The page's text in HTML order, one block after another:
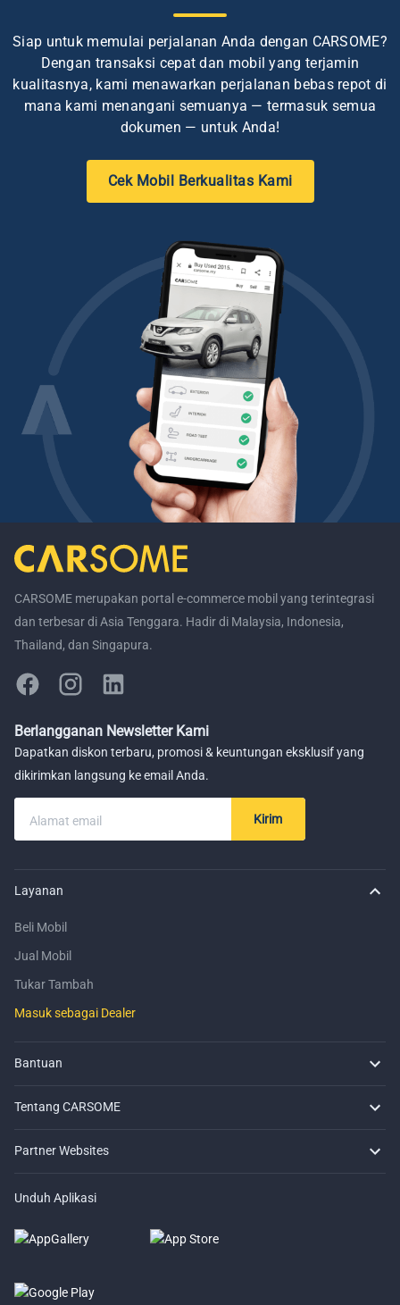
Siap untuk memulai perjalanan Anda dengan CARSOME?
Dengan transaksi cepat dan mobil yang terjamin
kualitasnya, kami menawarkan perjalanan bebas repot di
mana kami menangani semuanya — termasuk semua
dokumen — untuk Anda!
Cek Mobil Berkualitas Kami
CARSOME merupakan portal e-commerce mobil yang terintegrasi
dan terbesar di Asia Tenggara. Hadir di Malaysia, Indonesia,
Thailand, dan Singapura.
Berlangganan Newsletter Kami
Dapatkan diskon terbaru, promosi & keuntungan eksklusif yang
dikirimkan langsung ke email Anda.
Alamat email Kirim
Layanan
Beli Mobil
Jual Mobil
Tukar Tambah
Masuk sebagai Dealer
Bantuan
FAQ
Hubungi Kami
Lokasi Kami
Tentang CARSOME
Tentang Kami
Mobil Bekas CARSOME
Ulasan Mobil
Pelaporan Pelanggaran
Karir
Semua Artikel
Partner Websites
Unduh Aplikasi